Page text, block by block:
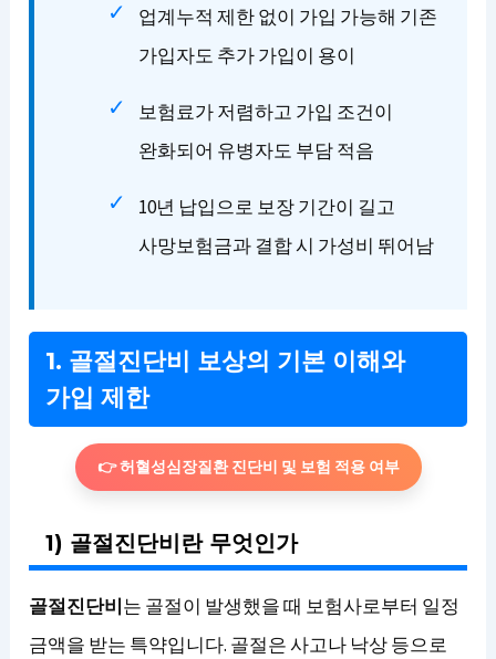
업계누적 제한 없이 가입 가능해 기존
가입자도 추가 가입이 용이
보험료가 저렴하고 가입 조건이
완화되어 유병자도 부담 적음
10년 납입으로 보장 기간이 길고
사망보험금과 결합 시 가성비 뛰어남
1. 골절진단비 보상의 기본 이해와
가입 제한
👉 허혈성심장질환 진단비 및 보험 적용 여부
1) 골절진단비란 무엇인가
골절진단비는 골절이 발생했을 때 보험사로부터 일정
금액을 받는 특약입니다. 골절은 사고나 낙상 등으로